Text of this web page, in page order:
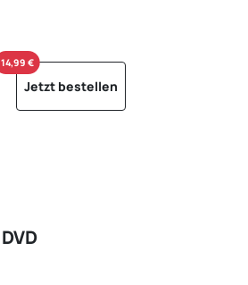
Jetzt bestellen
14,99 €
DVD